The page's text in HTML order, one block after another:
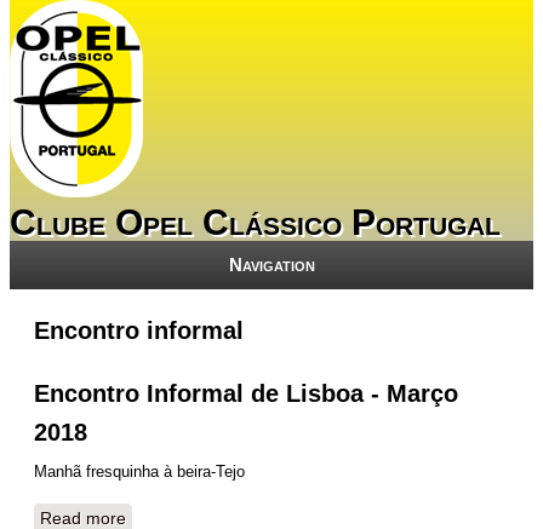
Clube Opel Clássico Portugal
Navigation
Encontro informal
Encontro Informal de Lisboa - Março
2018
Manhã fresquinha à beira-Tejo
Read moreabout Encontro Informal de Lisboa - Março 2018